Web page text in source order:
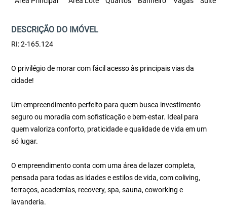
DESCRIÇÃO DO IMÓVEL
RI: 2-165.124
O privilégio de morar com fácil acesso às principais vias da
cidade!
Um empreendimento perfeito para quem busca investimento
seguro ou moradia com sofisticação e bem-estar. Ideal para
quem valoriza conforto, praticidade e qualidade de vida em um
só lugar.
O empreendimento conta com uma área de lazer completa,
pensada para todas as idades e estilos de vida, com coliving,
terraços, academias, recovery, spa, sauna, coworking e
lavanderia.